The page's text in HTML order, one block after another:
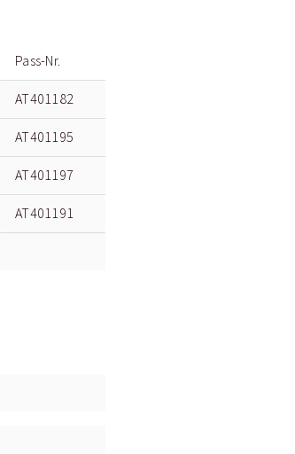
Pass-Nr.
AT401182
AT401195
AT401197
AT401191